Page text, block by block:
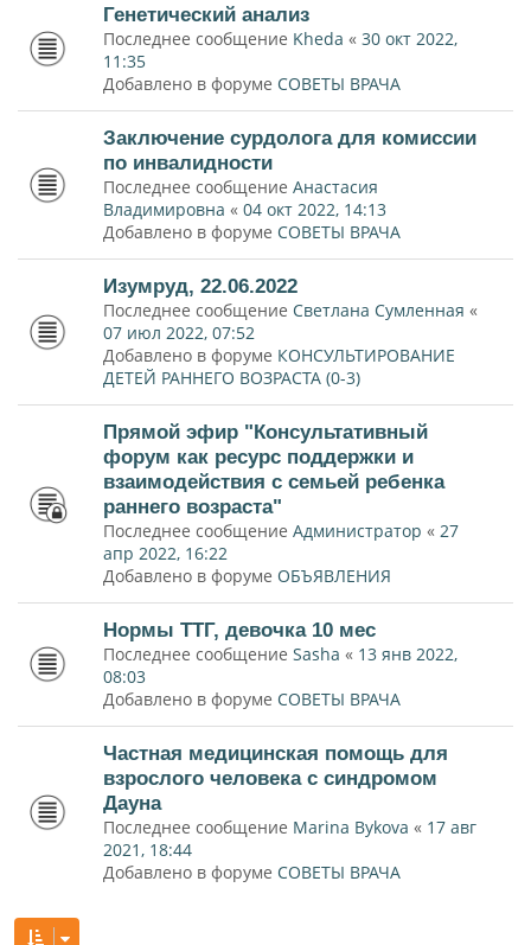
Генетический анализ
Последнее сообщение Kheda « 30 окт 2022,
11:35
Добавлено в форуме СОВЕТЫ ВРАЧА
Заключение сурдолога для комиссии
по инвалидности
Последнее сообщение Анастасия
Владимировна « 04 окт 2022, 14:13
Добавлено в форуме СОВЕТЫ ВРАЧА
Изумруд, 22.06.2022
Последнее сообщение Светлана Сумленная «
07 июл 2022, 07:52
Добавлено в форуме КОНСУЛЬТИРОВАНИЕ
ДЕТЕЙ РАННЕГО ВОЗРАСТА (0-3)
Прямой эфир "Консультативный
форум как ресурс поддержки и
взаимодействия с семьей ребенка
раннего возраста"
Последнее сообщение Администратор « 27
апр 2022, 16:22
Добавлено в форуме ОБЪЯВЛЕНИЯ
Нормы ТТГ, девочка 10 мес
Последнее сообщение Sasha « 13 янв 2022,
08:03
Добавлено в форуме СОВЕТЫ ВРАЧА
Частная медицинская помощь для
взрослого человека с синдромом
Дауна
Последнее сообщение Marina Bykova « 17 авг
2021, 18:44
Добавлено в форуме СОВЕТЫ ВРАЧА